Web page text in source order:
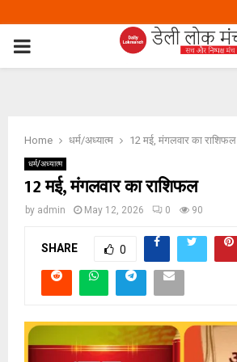
PRIMARY
Home धर्म/अध्यात्म 12 मई, मंगलवार का राशिफल
धर्म/अध्यात्म
12 मई, मंगलवार का राशिफल
by admin May 12, 2026 0 90
SHARE 0